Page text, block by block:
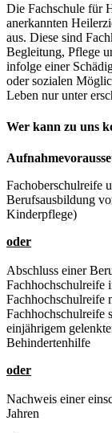
Die Fachschule für
anerkannten
aus. Diese sind
Begleitung, Pflege
infolge einer
oder sozialen
Leben nur unter
Wer kann zu uns
Fachoberschulreife
Berufsausbildung
Kinderpflege)
oder
Abschluss einer
Fachhochschulreife
Fachhochschulreife
Fachhochschulreife
einjährigem
Behindertenhilfe
oder
Nachweis einer
Jahren